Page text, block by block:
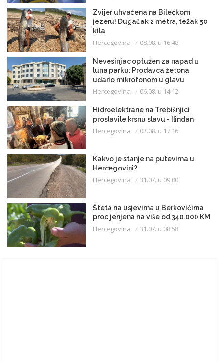
Zvijer uhvaćena na Bilećkom
jezeru! Dugačak 2 metra, težak 50
kila
Hercegovina 08.08. u 16:48
Nevesinjac optužen za napad u
luna parku: Prodavca žetona
udario mikrofonom u glavu
Hercegovina 06.08. u 14:12
Hidroelektrane na Trebišnjici
proslavile krsnu slavu - Ilindan
Hercegovina 02.08. u 17:16
Kakvo je stanje na putevima u
Hercegovini?
Hercegovina 31.07. u 09:00
Šteta na usjevima u Berkovićima
procijenjena na više od 340.000 KM
Hercegovina 31.07. u 08:58